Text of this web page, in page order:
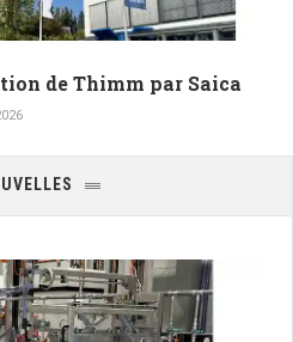
de Thimm par Saica